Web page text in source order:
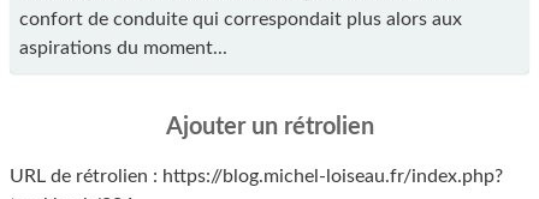
confort de conduite qui correspondait plus alors aux
aspirations du moment...
Ajouter un rétrolien
URL de rétrolien : https://blog.michel-loiseau.fr/index.php?